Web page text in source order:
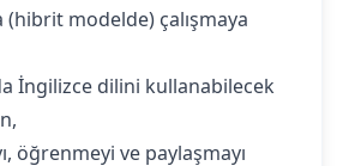
modelde) çalışmaya
İngilizce dilini kullanabilecek
öğrenmeyi ve paylaşmayı